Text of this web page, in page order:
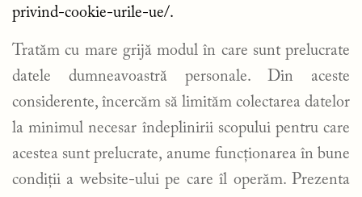
privind-cookie-urile-ue/.
Tratăm cu mare grijă modul în care sunt prelucrate
datele dumneavoastră personale. Din aceste
considerente, încercăm să limităm colectarea datelor
la minimul necesar îndeplinirii scopului pentru care
acestea sunt prelucrate, anume funcționarea în bune
condiții a website-ului pe care îl operăm. Prezenta